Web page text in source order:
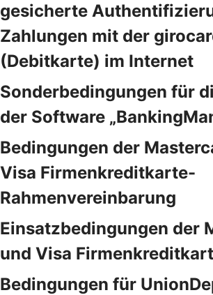
gesicherte
Zahlungen mit der
(Debitkarte) im Internet
Sonderbedingungen für
der Software
Bedingungen der
Visa Firmenkreditkarte-
Rahmenvereinbarung
Einsatzbedingungen der
und Visa
Bedingungen für